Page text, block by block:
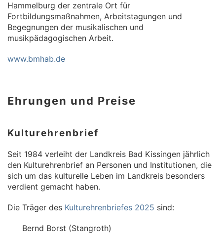
Hammelburg der zentrale Ort für
Fortbildungsmaßnahmen, Arbeitstagungen und
Begegnungen der musikalischen und
musikpädagogischen Arbeit.
www.bmhab.de
Ehrungen und Preise
Kulturehrenbrief
Seit 1984 verleiht der Landkreis Bad Kissingen jährlich
den Kulturehrenbrief an Personen und Institutionen, die
sich um das kulturelle Leben im Landkreis besonders
verdient gemacht haben.
Die Träger des Kulturehrenbriefes 2025 sind:
Bernd Borst (Stangroth)